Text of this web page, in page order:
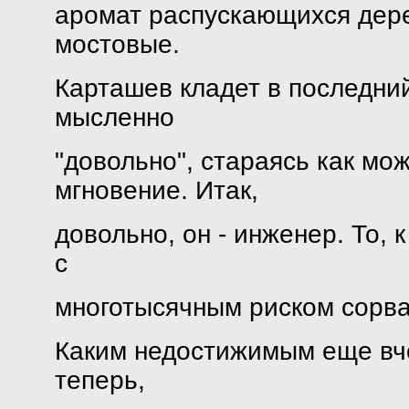
аромат распускающихся
мостовые.
Карташев кладет в
мысленно
"довольно", стараясь как
мгновение. Итак,
довольно, он - инженер. То,
с
многотысячным риском
Каким недостижимым еще
теперь,